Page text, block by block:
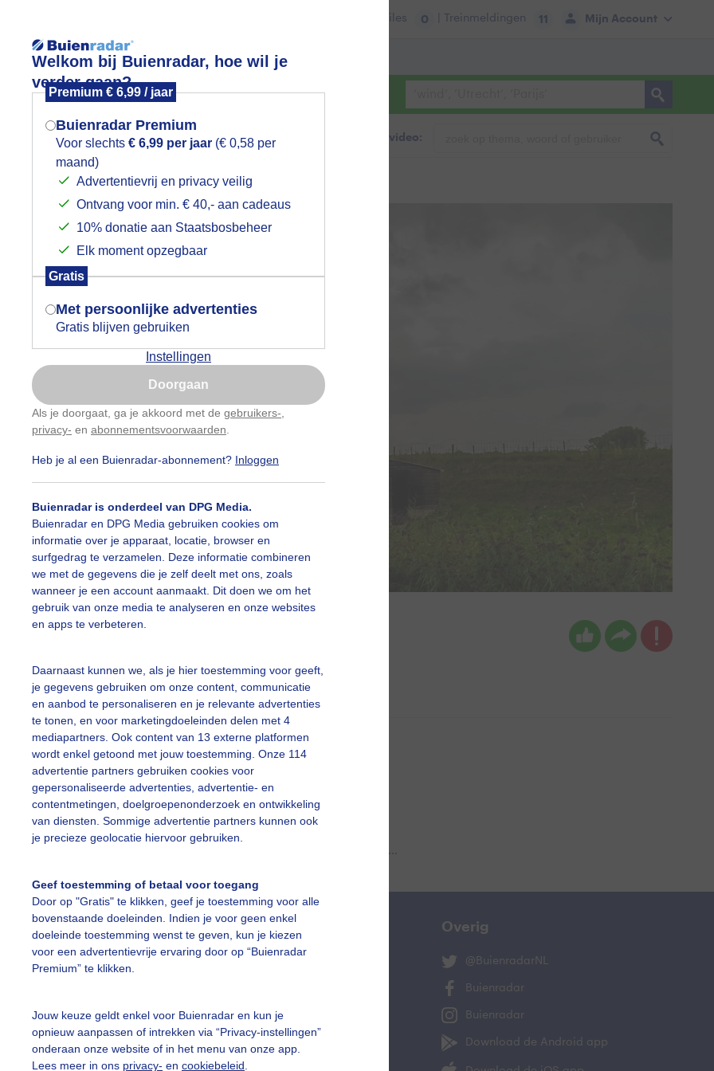
Welkom bij Buienradar, hoe wil je
verder gaan?
Premium € 6,99 / jaar
Buienradar Premium
Voor slechts € 6,99 per jaar (€ 0,58 per
maand)
Advertentievrij en privacy veilig
Ontvang voor min. € 40,- aan cadeaus
10% donatie aan Staatsbosbeheer
Elk moment opzegbaar
Gratis
Met persoonlijke advertenties
Gratis blijven gebruiken
Instellingen
Doorgaan
Als je doorgaat, ga je akkoord met de gebruikers-
privacy- en abonnementsvoorwaarden
Heb je al een Buienradar-abonnement? Inloggen
Buienradar is onderdeel van DPG Media.
Buienradar en DPG Media gebruiken cookies om
informatie over je apparaat, locatie, browser en
surfgedrag te verzamelen. Deze informatie combineren
we met de gegevens die je zelf deelt met ons, zoals
wanneer je een account aanmaakt. Dit doen we om het
gebruik van onze media te analyseren en onze websites
en apps te verbeteren.
Daarnaast kunnen we, als je hier toestemming voor geeft,
je gegevens gebruiken om onze content, communicatie
en aanbod te personaliseren en je relevante advertenties
te tonen, en voor marketingdoeleinden delen met 4
mediapartners. Ook content van 13 externe platformen
wordt enkel getoond met jouw toestemming. Onze 114
advertentie partners gebruiken cookies voor
gepersonaliseerde advertenties, advertentie- en
contentmetingen, doelgroepenonderzoek en ontwikkeling
van diensten. Sommige advertentie partners kunnen ook
je precieze geolocatie hiervoor gebruiken.
Geef toestemming of betaal voor toegang
Door op "Gratis" te klikken, geef je toestemming voor alle
bovenstaande doeleinden. Indien je voor geen enkel
doeleinde toestemming wenst te geven, kun je kiezen
voor een advertentievrije ervaring door op “Buienradar
Premium” te klikken.
Jouw keuze geldt enkel voor Buienradar en kun je
opnieuw aanpassen of intrekken via “Privacy-instellingen”
onderaan onze website of in het menu van onze app.
Lees meer in ons privacy- en cookiebeleid
Mijn Account
Files 0 | Treinmeldingen 11
Lees meer.
Foto en video Weerzine
Zoeken in foto & video:
wolkenvelden minder zon, droog
meer wolkenvelden minder zon wel droog
Meerwolkenvelden Droog
slideshow
vragen
Mijn weer
De Bilt
Overig
@BuienradarNL
Buienradar
Buienradar
Download de Android app
Mogen we je locatie gebruiken voor
het weer?
Indien je hier nog geen akkoord op hebt
gegeven, verschijnt er zo een pop-up uit
je browser waarin deze toestemming
gevraagd wordt.
Is goed, toon de popup
Nu niet, misschien later
Gebruik je Safari en wil je niet elke dag deze pop-up
Klikhierom dit aan te passen